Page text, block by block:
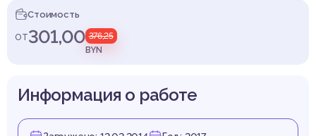
Стоимость
от301,00 376,25
BYN
Информация о работе